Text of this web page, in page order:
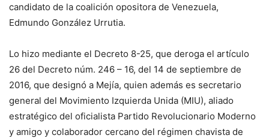
candidato de la coalición opositora de Venezuela,
Edmundo González Urrutia.
Lo hizo mediante el Decreto 8-25, que deroga el artículo
26 del Decreto núm. 246 – 16, del 14 de septiembre de
2016, que designó a Mejía, quien además es secretario
general del Movimiento Izquierda Unida (MIU), aliado
estratégico del oficialista Partido Revolucionario Moderno
y amigo y colaborador cercano del régimen chavista de